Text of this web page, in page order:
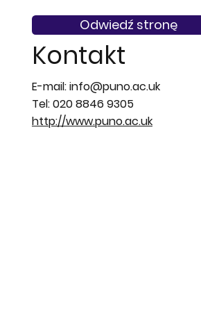
Kontakt
E-mail:info@puno.ac.uk
Tel: 020 8846 9305
http://www.puno.ac.uk
Odwiedź stronę